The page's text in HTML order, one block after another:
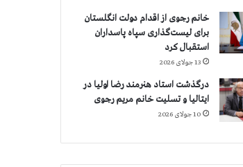
خانم رجوی از اقدام دولت انگلستان
برای لیست‌گذاری سپاه پاسداران
استقبال کرد
13 جولای 2026
درگذشت استاد هنرمند رضا اولیا در
ایتالیا و تسلیت خانم مریم رجوی
10 جولای 2026